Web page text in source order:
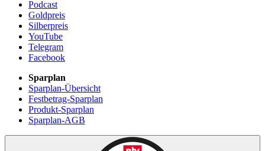
Podcast
Goldpreis
Silberpreis
YouTube
Telegram
Facebook
Sparplan
Sparplan-Übersicht
Festbetrag-Sparplan
Produkt-Sparplan
Sparplan-AGB